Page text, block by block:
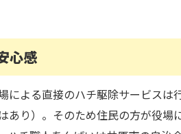
心感
による直接のハチ駆除サービスは
り）。そのため住民の方が役場